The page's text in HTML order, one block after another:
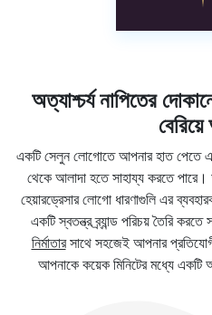
অত্যাশ্চর্য নাপিতের
একটি সেলুন লোগোতে আপনার হাত পেতে
থেকে আলাদা হতে সাহায্য করতে পারে।
হেয়ারড্রেসার লোগো ধারণাগুলি এর
একটি স্বতন্ত্র ব্র্যান্ড পরিচয় তৈরি
নির্মাতারসাথে সহজেই আপনার
আপনাকে কয়েক মিনিটের মধ্যে একটি